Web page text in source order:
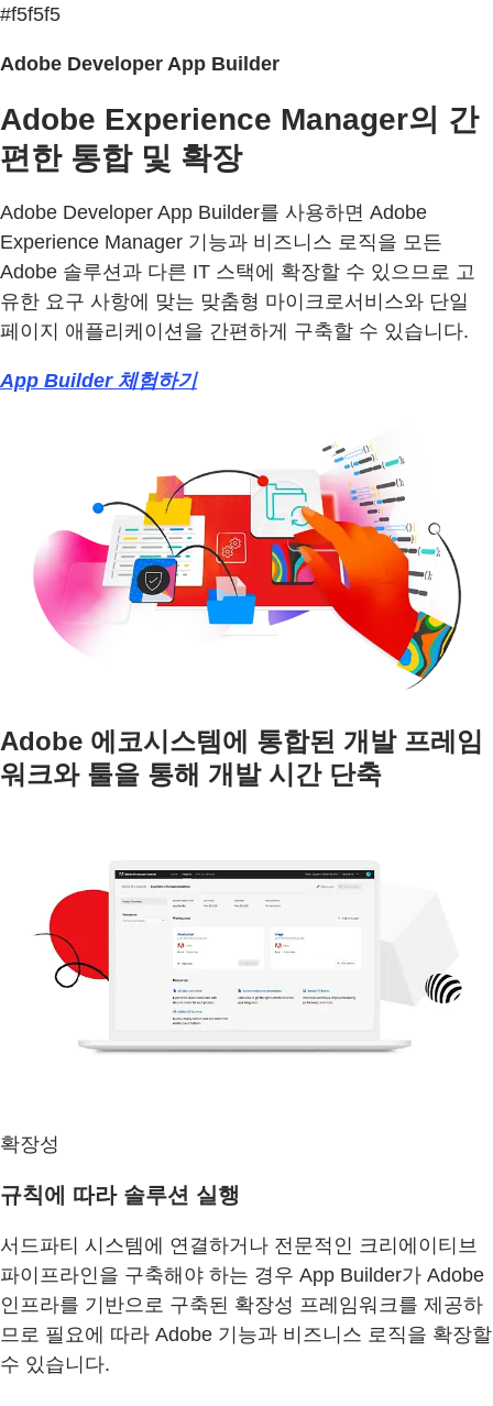
#f5f5f5
Adobe Developer App Builder
Adobe Experience Manager의 간
편한 통합 및 확장
Adobe Developer App Builder를 사용하면 Adobe
Experience Manager 기능과 비즈니스 로직을 모든
Adobe 솔루션과 다른 IT 스택에 확장할 수 있으므로 고
유한 요구 사항에 맞는 맞춤형 마이크로서비스와 단일
페이지 애플리케이션을 간편하게 구축할 수 있습니다.
App Builder 체험하기
Adobe 에코시스템에 통합된 개발 프레임
워크와 툴을 통해 개발 시간 단축
확장성
규칙에 따라 솔루션 실행
서드파티 시스템에 연결하거나 전문적인 크리에이티브
파이프라인을 구축해야 하는 경우 App Builder가 Adobe
인프라를 기반으로 구축된 확장성 프레임워크를 제공하
므로 필요에 따라 Adobe 기능과 비즈니스 로직을 확장할
수 있습니다.